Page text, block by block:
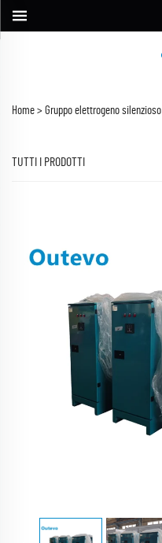
Home > Gruppo elettrogeno silenzioso
TUTTI I PRODOTTI